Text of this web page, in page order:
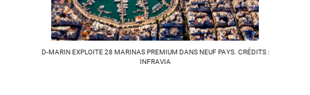
D-MARIN EXPLOITE 28 MARINAS PREMIUM DANS NEUF PAYS. CRÉDITS :
INFRAVIA